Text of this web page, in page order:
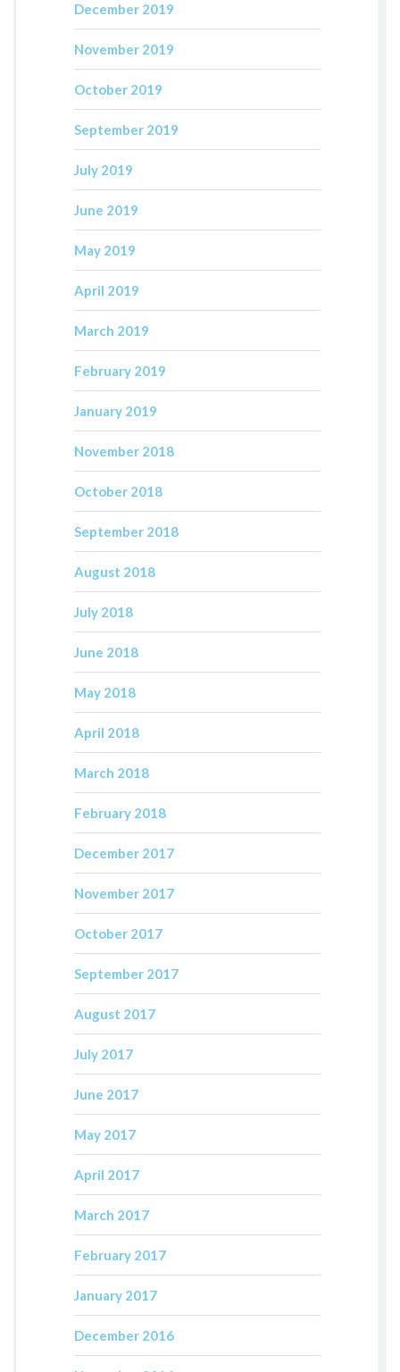
December 2019
November 2019
October 2019
September 2019
July 2019
June 2019
May 2019
April 2019
March 2019
February 2019
January 2019
November 2018
October 2018
September 2018
August 2018
July 2018
June 2018
May 2018
April 2018
March 2018
February 2018
December 2017
November 2017
October 2017
September 2017
August 2017
July 2017
June 2017
May 2017
April 2017
March 2017
February 2017
January 2017
December 2016